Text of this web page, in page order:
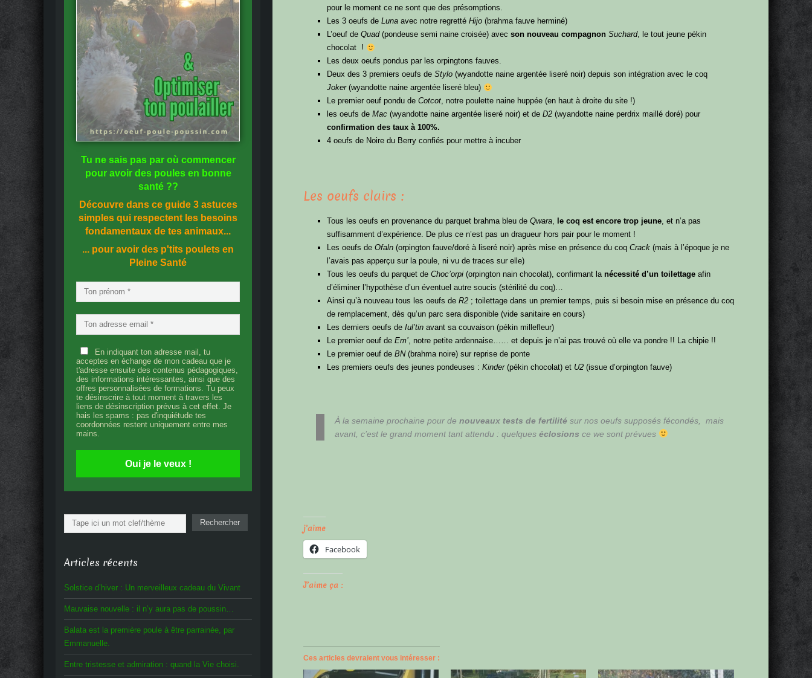
pour le moment ce ne sont que des présomptions.
Les 3 oeufs deLuna avec notre regrettéHijo (brahma fauve herminé)
L’oeuf deQuad(pondeuse semi naine croisée) avecson nouveau compagnon Suchard, le tout jeune pékin
chocolat !
Les deux oeufs pondus par les orpingtons fauves.
Deux des 3 premiers oeufs deStylo (wyandotte naine argentée liseré noir) depuis son intégration avec le coq
Joker(wyandotte naine argentée liseré bleu)
Le premier oeuf pondu deCotcot, notre poulette naine huppée (en haut à droite du site !)
les oeufs deMac (wyandotte naine argentée liseré noir) et deD2 (wyandotte naine perdrix maillé doré) pour
confirmation des taux à 100%.
4 oeufs de Noire du Berry confiés pour mettre à incuber
Les oeufs clairs :
Tous les oeufs en provenance du parquet brahma bleu deQwara le coq est encore trop jeune , et n’a pas
suffisamment d’expérience. De plus ce n’est pas un dragueur hors pair pour le moment !
Les oeufs deOfaln (orpington fauve/doré à liseré noir) après mise en présence du coqCrack (mais à l’époque je ne
l’avais pas apperçu sur la poule, ni vu de traces sur elle)
Tous les oeufs du parquet deChoc’orpi (orpington nain chocolat), confirmant lanécessité d’un toilettage afin
d’éliminer l’hypothèse d’un éventuel autre soucis (stérilité du coq)…
Ainsi qu’à nouveau tous les oeufs deR2 ; toilettage dans un premier temps, puis si besoin mise en présence du coq
de remplacement, dès qu’un parc sera disponible (vide sanitaire en cours)
Les derniers oeufs de Iul’tin avant sa couvaison (pékin millefleur)
Le premier oeuf deEm’ , notre petite ardennaise…… et depuis je n’ai pas trouvé où elle va pondre !! La chipie !!
Le premier oeuf de BN(brahma noire) sur reprise de ponte
Les premiers oeufs des jeunes pondeuses :Kinder(pékin chocolat) et U2 (issue d’orpington fauve)
À la semaine prochaine pour de nouveaux tests de fertilité sur nos oeufs supposés fécondés, mais
avant, c’est le grand moment tant attendu : quelques éclosions ce we sont prévues
j'aime
Facebook
J’aime ça :
Ces articles devraient vous intéresser :
Tu ne sais pas par où commencer
pour avoir des poules en bonne
santé??
Découvre dans ce guide 3 astuces
simples qui respectent les besoins
fondamentaux de tes animaux...
... pour avoir des p'tits poulets en
Pleine Santé
En indiquant ton adresse mail, tu
acceptes en échange de mon cadeau que je
t'adresse ensuite des contenus pédagogiques,
des informations intéressantes, ainsi que des
offres personnalisées de formations. Tu peux
te désinscrire à tout moment à travers les
liens de désinscription prévus à cet effet. Je
hais les spams : pas d'inquiétude tes
coordonnées restent uniquement entre mes
mains.
Oui je le veux !
Rechercher Rechercher
Articles récents
Solstice d’hiver : Un merveilleux cadeau du Vivant
Mauvaise nouvelle : il n’y aura pas de poussin…
Balata est la première poule à être parrainée, par
Emmanuelle.
Entre tristesse et admiration : quand la Vie choisi.